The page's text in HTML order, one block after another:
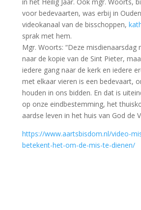
voor bedevaarten, was erbij in
videokanaal van de bisschoppen,
sprak met hem.
Mgr. Woorts: “Deze
naar de kopie van de Sint Pieter,
iedere gang naar de kerk en iedere
met elkaar vieren is een bedevaart,
houden in ons bidden. En dat is
op onze eindbestemming, het
aardse leven in het huis van God de
https://www.aartsbisdom.nl/video-
betekent-het-om-de-mis-te-dienen/